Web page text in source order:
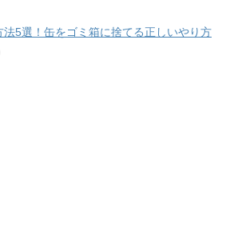
5選！缶をゴミ箱に捨てる正しいやり方